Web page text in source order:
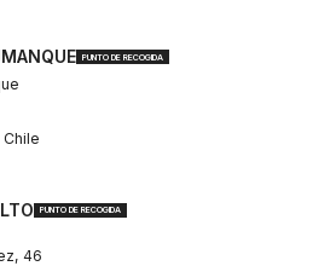
PUNTO DE RECOGIDA
PUNTO DE RECOGIDA
46